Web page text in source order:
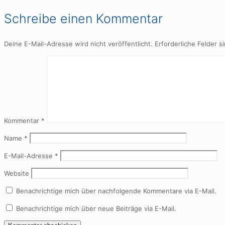
Schreibe einen Kommentar
Deine E-Mail-Adresse wird nicht veröffentlicht. Erforderliche Felder
Kommentar *
Name *
E-Mail-Adresse *
Website
Benachrichtige mich über nachfolgende Kommentare via E-Mail.
Benachrichtige mich über neue Beiträge via E-Mail.